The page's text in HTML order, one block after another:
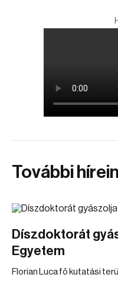
További
Díszdoktorát
Egyetem
Florian Luca fő kutatási